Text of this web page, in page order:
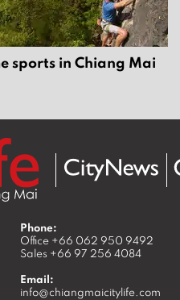
sports in Chiang Mai
Phone:
Office +66 062 950 9492
Sales +66 97 256 4084
Email:
info@chiangmaicitylife.com